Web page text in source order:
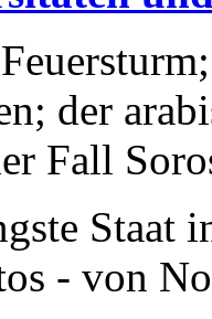
der
Fall
Staat
- von